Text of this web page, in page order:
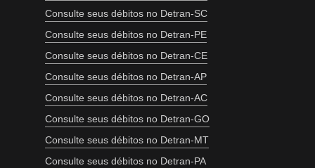
Consulte seus débitos no Detran-SC
Consulte seus débitos no Detran-PE
Consulte seus débitos no Detran-CE
Consulte seus débitos no Detran-AP
Consulte seus débitos no Detran-AC
Consulte seus débitos no Detran-GO
Consulte seus débitos no Detran-MT
Consulte seus débitos no Detran-PA